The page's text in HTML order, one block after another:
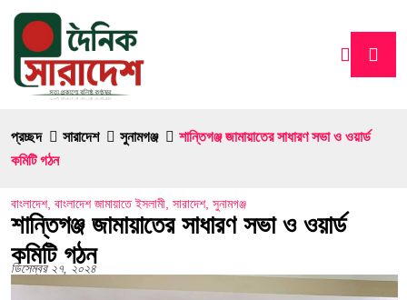
প্রচ্ছদ সারাদেশ সুনামগঞ্জ
শান্তিগঞ্জ জামায়াতের সাধারণ সভা ও ওয়ার্ড
কমিটি গঠন
বাংলাদেশ, বাংলাদেশ জামায়াতে ইসলামী, সারাদেশ, সুনামগঞ্জ
শান্তিগঞ্জ জামায়াতের সাধারণ সভা ও ওয়ার্ড
কমিটি গঠন
ডিসেম্বর ২৭, ২০২৪